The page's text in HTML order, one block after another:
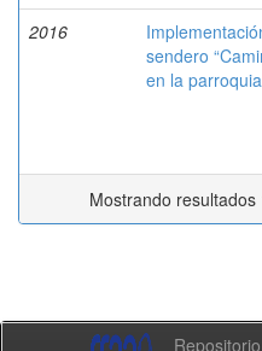
2016
sendero
en la
Mostrando resultados